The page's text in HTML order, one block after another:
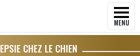
MENU
CHEZ LE CHIEN